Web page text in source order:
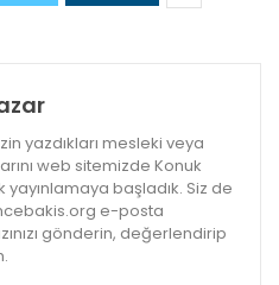
yazdıkları mesleki veya
web sitemizde Konuk
yayınlamaya başladık. Siz de
e-posta
gönderin, değerlendirip